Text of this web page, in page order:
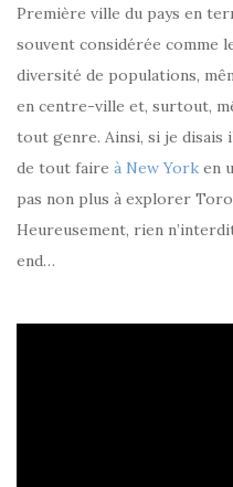
Première ville du pays en
souvent considérée comme
diversité de populations,
en centre-ville et, surtout,
tout genre. Ainsi, si je disais
de tout faire à New York en
pas non plus à explorer
Heureusement, rien
end…